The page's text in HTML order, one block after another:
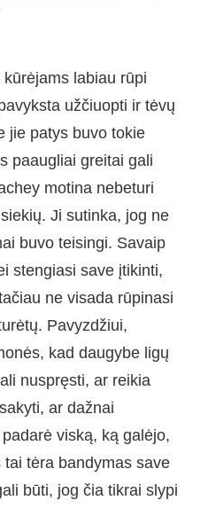
labiau rūpi
užčiuopti ir tėvų
jie patys buvo tokie
paaugliai greitai gali
motina nebeturi
Ji sutinka, jog ne
buvo teisingi. Savaip
stengiasi save įtikinti,
ne visada rūpinasi
Pavyzdžiui,
kad daugybe ligų
nuspręsti, ar reikia
ar dažnai
viską, ką galėjo,
tėra bandymas save
būti, jog čia tikrai slypi